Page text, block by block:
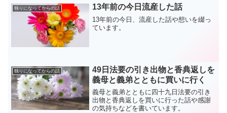
独りになってからの話 13年前の今日流産した話
13年前の今日、流産した話や想いを綴っ
ています。
独りになってからの話
49日法要の引き出物と香典返しを
義母と義弟とともに買いに行く
義母と義弟とともに四十九日法要の引き
出物と香典返しを買いに行った話や感謝
の気持ちなどを書いています。